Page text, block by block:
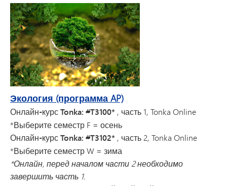
Экология (программа AP)
Онлайн-курс Tonka: #T3100* , часть 1, Tonka Online
*Выберите семестр F = осень
Онлайн-курс Tonka: #T3102* , часть 2, Tonka Online
*Выберите семестр W = зима
*Онлайн, перед началом части 2 необходимо
завершить часть 1.